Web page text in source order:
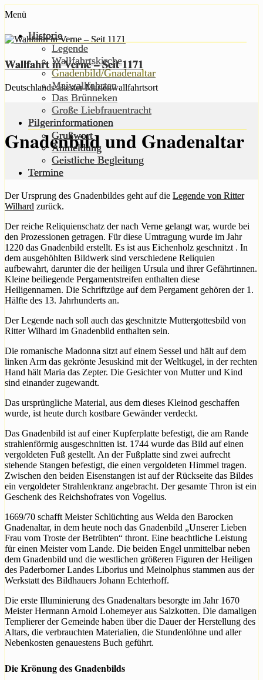
Zum
Inhalt
springen
Wallfahrt in Verne – Seit 1171
Deutschlands ältester Marienwallfahrtsort
Menü
Historie
Legende
Wallfahrtskirche
Gnadenbild/Gnadenaltar
Maiwallfahrten
Das Brünneken
Große Liebfrauentracht
Pilgerinformationen
Grußwort
Anmeldung
Geistliche Begleitung
Termine
Gnadenbild und Gnadenaltar
Der Ursprung des Gnadenbildes geht auf die Legende von Ritter
Wilhard zurück.
Der reiche Reliquienschatz der nach Verne gelangt war, wurde bei
den Prozessionen getragen. Für diese Umtragung wurde im Jahr
1220 das Gnadenbild erstellt. Es ist aus Eichenholz geschnitzt . In
dem ausgehöhlten Bildwerk sind verschiedene Reliquien
aufbewahrt, darunter die der heiligen Ursula und ihrer Gefährtinnen.
Kleine beiliegende Pergamentstreifen enthalten diese
Heiligennamen. Die Schriftzüge auf dem Pergament gehören der 1.
Hälfte des 13. Jahrhunderts an.
Der Legende nach soll auch das geschnitzte Muttergottesbild von
Ritter Wilhard im Gnadenbild enthalten sein.
Die romanische Madonna sitzt auf einem Sessel und hält auf dem
linken Arm das gekrönte Jesuskind mit der Weltkugel, in der rechten
Hand hält Maria das Zepter. Die Gesichter von Mutter und Kind
sind einander zugewandt.
Das ursprüngliche Material, aus dem dieses Kleinod geschaffen
wurde, ist heute durch kostbare Gewänder verdeckt.
Das Gnadenbild ist auf einer Kupferplatte befestigt, die am Rande
strahlenförmig ausgeschnitten ist. 1744 wurde das Bild auf einen
vergoldeten Fuß gestellt. An der Fußplatte sind zwei aufrecht
stehende Stangen befestigt, die einen vergoldeten Himmel tragen.
Zwischen den beiden Eisenstangen ist auf der Rückseite das Bildes
ein vergoldeter Strahlenkranz angebracht. Der gesamte Thron ist ein
Geschenk des Reichshofrates von Vogelius.
1669/70 schafft Meister Schlüchting aus Welda den Barocken
Gnadenaltar, in dem heute noch das Gnadenbild „Unserer Lieben
Frau vom Troste der Betrübten“ thront. Eine beachtliche Leistung
für einen Meister vom Lande. Die beiden Engel unmittelbar neben
dem Gnadenbild und die westlichen größeren Figuren der Heiligen
des Paderborner Landes Liborius und Meinolphus stammen aus der
Werkstatt des Bildhauers Johann Echterhoff.
Die erste Illuminierung des Gnadenaltars besorgte im Jahr 1670
Meister Hermann Arnold Lohemeyer aus Salzkotten. Die damaligen
Templierer der Gemeinde haben über die Dauer der Herstellung des
Altars, die verbrauchten Materialien, die Stundenlöhne und aller
Nebenkosten genauestens Buch geführt.
Die Krönung des Gnadenbilds